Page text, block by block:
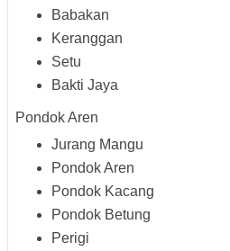
Babakan
Keranggan
Setu
Bakti Jaya
Pondok Aren
Jurang Mangu
Pondok Aren
Pondok Kacang
Pondok Betung
Perigi